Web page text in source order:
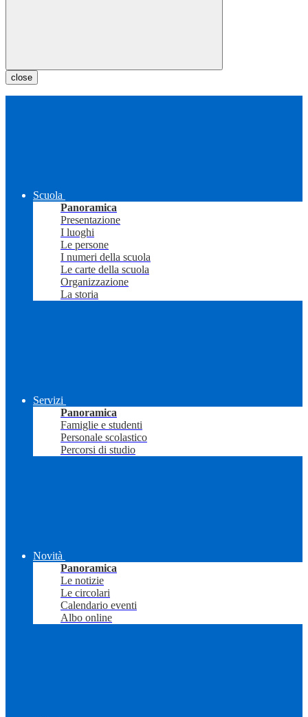
close
Scuola
Panoramica
Presentazione
I luoghi
Le persone
I numeri della scuola
Le carte della scuola
Organizzazione
La storia
Servizi
Panoramica
Famiglie e studenti
Personale scolastico
Percorsi di studio
Novità
Panoramica
Le notizie
Le circolari
Calendario eventi
Albo online